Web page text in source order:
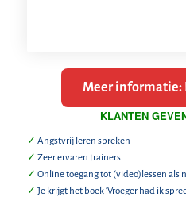
Meer informatie:
KLANTEN
✓ Angstvrij leren spreken
✓ Zeer ervaren trainers
✓ Online toegang tot (video)lessen als
✓ Je krijgt het boek ‘Vroeger had ik